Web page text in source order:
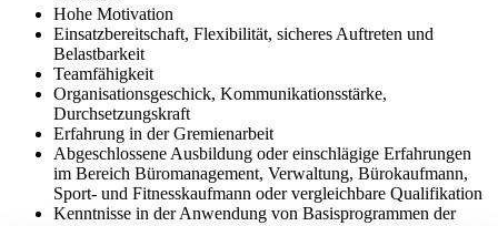
Hohe Motivation
Einsatzbereitschaft, Flexibilität, sicheres Auftreten und
Belastbarkeit
Teamfähigkeit
Organisationsgeschick, Kommunikationsstärke,
Durchsetzungskraft
Erfahrung in der Gremienarbeit
Abgeschlossene Ausbildung oder einschlägige Erfahrungen
im Bereich Büromanagement, Verwaltung, Bürokaufmann,
Sport- und Fitnesskaufmann oder vergleichbare Qualifikation
Kenntnisse in der Anwendung von Basisprogrammen der